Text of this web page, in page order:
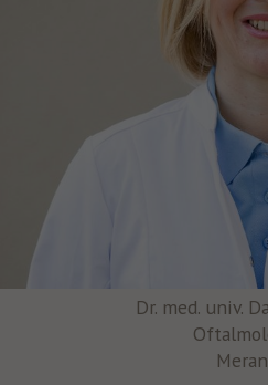
Dr. med. univ.